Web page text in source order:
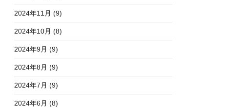
2024年11月 (9)
2024年10月 (8)
2024年9月 (9)
2024年8月 (9)
2024年7月 (9)
2024年6月 (8)